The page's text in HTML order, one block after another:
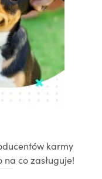
karmy
co zasługuje!